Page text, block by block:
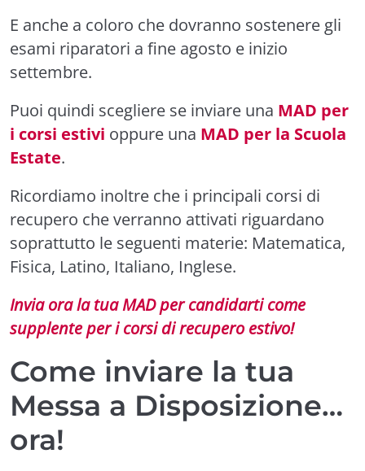
E anche a coloro che dovranno sostenere gli
esami riparatori a fine agosto e inizio
settembre.
Puoi quindi scegliere se inviare una MAD per
i corsi estivi oppure una MAD per la Scuola
Estate.
Ricordiamo inoltre che i principali corsi di
recupero che verranno attivati riguardano
soprattutto le seguenti materie: Matematica,
Fisica, Latino, Italiano, Inglese.
Invia ora la tua MAD per candidarti come
supplente per i corsi di recupero estivo!
Come inviare la tua
Messa a Disposizione…
ora!